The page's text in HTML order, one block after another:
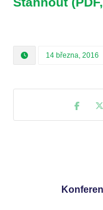
14 března, 2016